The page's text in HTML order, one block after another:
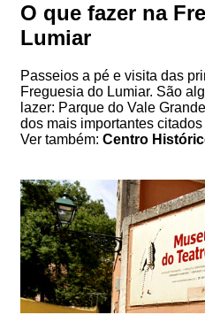
O que fazer na
Lumiar
Passeios a pé e visita das
Freguesia do Lumiar. São
lazer: Parque do Vale
dos mais importantes citados
Ver também: Centro